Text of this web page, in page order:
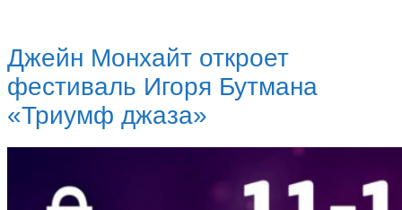
Джейн Монхайт откроет
фестиваль Игоря Бутмана
«Триумф джаза»